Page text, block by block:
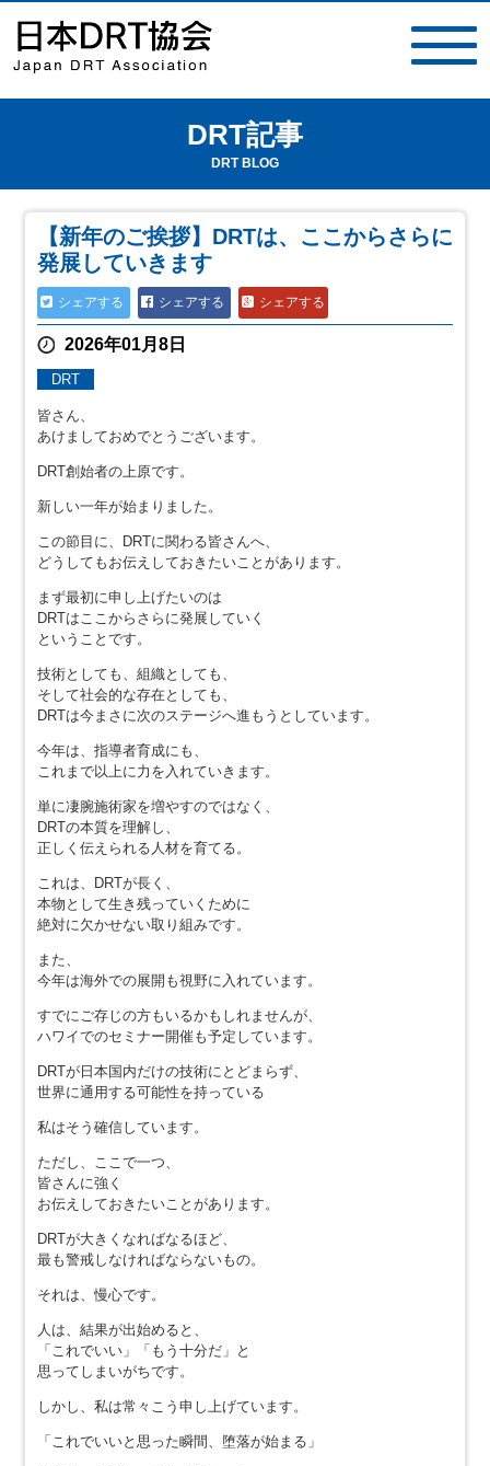
DRT記事
DRT BLOG
【新年のご挨拶】DRTは、ここからさらに
発展していきます
シェアする シェアする シェアする
2026年01月8日
DRT
皆さん、
あけましておめでとうございます。
DRT創始者の上原です。
新しい一年が始まりました。
この節目に、DRTに関わる皆さんへ、
どうしてもお伝えしておきたいことがあります。
まず最初に申し上げたいのは
DRTはここからさらに発展していく
ということです。
技術としても、組織としても、
そして社会的な存在としても、
DRTは今まさに次のステージへ進もうとしています。
今年は、指導者育成にも、
これまで以上に力を入れていきます。
単に凄腕施術家を増やすのではなく、
DRTの本質を理解し、
正しく伝えられる人材を育てる。
これは、DRTが長く、
本物として生き残っていくために
絶対に欠かせない取り組みです。
また、
今年は海外での展開も視野に入れています。
すでにご存じの方もいるかもしれませんが、
ハワイでのセミナー開催も予定しています。
DRTが日本国内だけの技術にとどまらず、
世界に通用する可能性を持っている
私はそう確信しています。
ただし、ここで一つ、
皆さんに強く
お伝えしておきたいことがあります。
DRTが大きくなればなるほど、
最も警戒しなければならないもの。
それは、慢心です。
人は、結果が出始めると、
「これでいい」「もう十分だ」と
思ってしまいがちです。
しかし、私は常々こう申し上げています。
「これでいいと思った瞬間、堕落が始まる」